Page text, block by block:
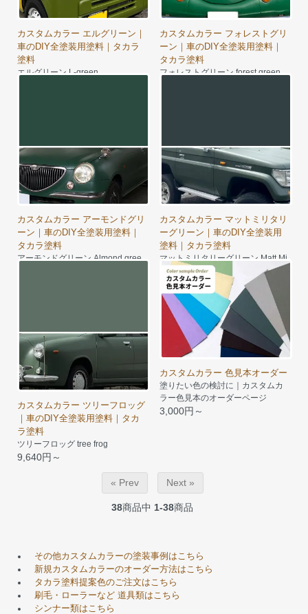
カスタムカラー エルグリーン｜
車のDIY全塗装用塗料｜タカラ
塗料
エルグリーン L-green
カスタムカラー フォレストグリ
ーン｜車のDIY全塗装用塗料｜
タカラ塗料
フォレストグリーン forest green
カスタムカラー アーモンドグリ
ーン｜車のDIY全塗装用塗料｜
タカラ塗料
アーモンドグリーン Almond gree
カスタムカラー マットミリタリ
ーグリーン｜車のDIY全塗装用
塗料｜タカラ塗料
マットミリタリーグリーン Matt Mi
litary Green
8,350円～
カスタムカラー ツリーフロッグ
｜車のDIY全塗装用塗料｜タカ
ラ塗料
ツリーフロッグ tree frog
9,640円～
カスタムカラー 色見本オーダー
塗りたい色の検討に｜カスタムカ
ラー色見本のオーダーページ
3,000円～
« Prev Next »
38商品中 1-38商品
その他カスタムカラーの塗装事例はこちら
新規カスタムカラーのオーダー方法はこちら
タカラ塗料提案色のご注文はこちら
刷毛・ローラーなど 道具類はこちら
シンナー類はこちら